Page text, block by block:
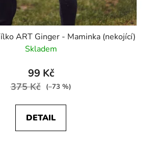
ART Ginger - Maminka (nekojící)
Skladem
99 Kč
375 Kč (–73 %)
DETAIL